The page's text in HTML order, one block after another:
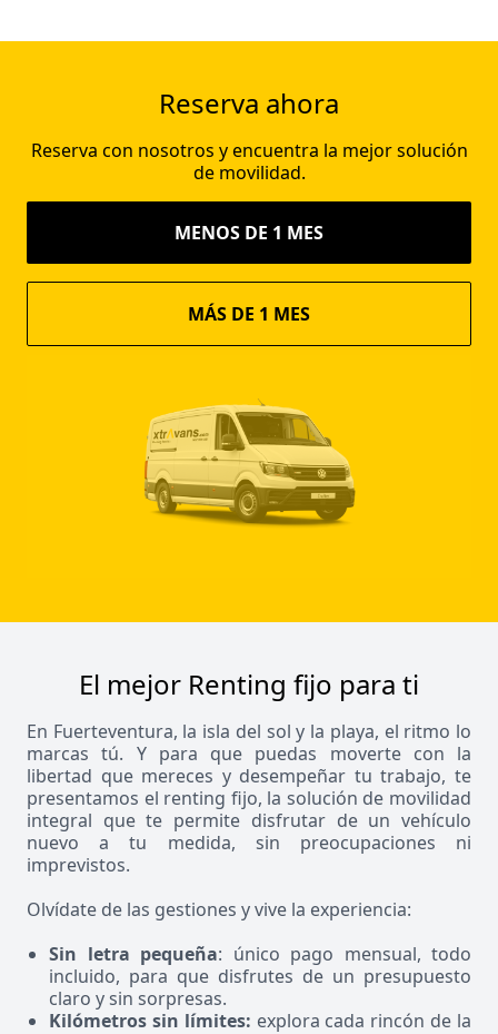
Reserva ahora
Reserva con nosotros y encuentra la mejor solución
de movilidad.
MENOS DE 1 MES
MÁS DE 1 MES
El mejor Renting fijo para ti
En Fuerteventura, la isla del sol y la playa, el ritmo lo
marcas tú. Y para que puedas moverte con la
libertad que mereces y desempeñar tu trabajo, te
presentamos el renting fijo, la solución de movilidad
integral que te permite disfrutar de un vehículo
nuevo a tu medida, sin preocupaciones ni
imprevistos.
Olvídate de las gestiones y vive la experiencia:
Sin letra pequeña: único pago mensual, todo
incluido, para que disfrutes de un presupuesto
claro y sin sorpresas.
Kilómetros sin límites: explora cada rincón de la